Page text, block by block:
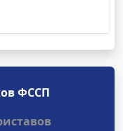
ФССП